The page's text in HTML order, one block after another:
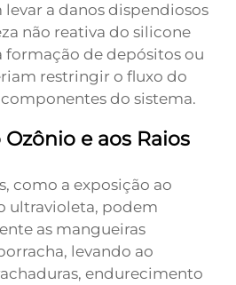
a danos dispendiosos
não reativa do silicone
de depósitos ou
restringir o fluxo do
do sistema.
e aos Raios
como a exposição ao
ultravioleta, podem
as mangueiras
levando ao
endurecimento